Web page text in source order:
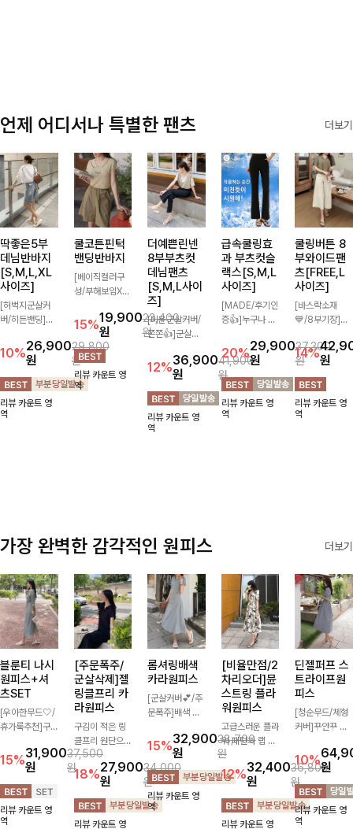
언제 어디서나 특별한 팬츠 더보기
딱좋은5부
데님반바지
[S,M,L,XL
사이즈]
[허벅지군살커
버/히든밴딩]여
와이드핏과 부담
없는 5부 기장
으로 편안하게
즐기기 좋은 데
님 팬츠 ✨ 빈티
지한 워싱감이
10%26,900
원
29,800
원
리뷰 카운트 영
역
쿨코튼핀턱
밴딩반바지
[베이직컬러구
성/부해보임X]
지는 핏으로 편
안하면서도 멋스
럽게 입어지는
밴딩 반바지🤎
넉넉한 포켓 디
테일 더해져 데
15%19,900
원
23,400
원
리뷰 카운트 영
역
더예쁜린넨
8부부츠컷
데님팬츠
[S,M,L사이
즈]
[미운군살커버/
쫀쫀👍]군살을
부츠컷 핏에 발
목이 드러나는
8부 기장으로
다리를 슬림하고
길어보이게 만들
어주며 생지 소
12%36,900
원
41,900
원
리뷰 카운트 영
역
급속쿨링효
과 부츠컷슬
랙스[S,M,L
사이즈]
[MADE/후기인
증👍]누구나 갖
스:)베이직하지
만 부츠컷으로
이쁜 핏 연출은
물론,쫀쫀한 스
판끼로 하루종일
편안하게!
20%29,900
원
37,300
원
리뷰 카운트 영
역
쿨링버튼 8
부와이드팬
츠[FREE,L
사이즈]
[바스락소재
💙/8부기장]사
일이 은은한 포
인트가 되어주는
와이드 팬츠입니
다. 여유롭게 떨
어지는 실루엣과
가볍게 바스락거
14%원
리뷰 카운트 영
역
가장 완벽한 감각적인 원피스 더보기
블룬티 나시
원피스+셔
츠SET
[우아한무드🤍/
휴가룩추천]구
소재의 나시원피
스+셔츠 조합으
로 코디 걱정없
이 여성스럽고
편안하게 즐길
수 있는 아이템
15%31,900
원
37,500
원
리뷰 카운트 영
역
[주문폭주/
군살삭제]젤
링클프리 카
라원피스
구김이 적은 링
클프리 원단으로
항상 깔끔하게
착용 가능하며
일자로 떨어지는
넉넉한 핏으로
군살을 완벽히
커버해주는 원피
18%27,900
원
34,000
원
리뷰 카운트 영
롬셔링배색
카라원피스
[군살커버💕/주
문폭주]배색 카
패턴으로 캐주얼
한 무드를 더한
롱 원피스 🖤 셔
링 디테일과 쫀
쫀한 스판 소재
로 편안하면서도
15%32,900
원
38,700
원
리뷰 카운트 영
역
[비율만점/2
차리오더]뮨
스트링 플라
워원피스
고급스러운 플라
워 패턴과 랩 디
자인으로 여성스
러우면서 세련된
분위기를 더해주
며 스트링이 내
장되어있어 슬림
하게 핏을 조절
12%32,400
원
36,800
원
리뷰 카운트 영
딘젤퍼프 스
트라이프원
피스
[청순무드/체형
커버]꾸안꾸 무
볍고 산뜻한 착
용감으로 여름
내내 손이 자주
가는 원피스예
요- 은은한 스트
라이프 패턴과
10%원
리뷰 카운트 영
역